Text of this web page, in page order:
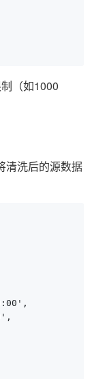
（如1000
清洗后的源数据